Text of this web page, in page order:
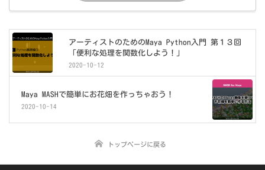
アーティストのためのMaya Python入門 第１３回
「便利な処理を関数化しよう！」
2020-10-12
Maya MASHで簡単にお花畑を作っちゃおう！
2020-10-14
トップページに戻る